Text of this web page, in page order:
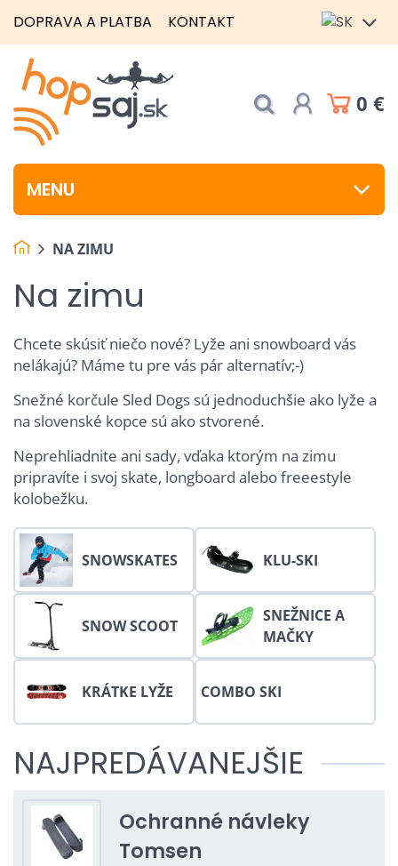
DOPRAVA A PLATBA KONTAKT
0 €
MENU
NA ZIMU
Na zimu
Chcete skúsiť niečo nové? Lyže ani snowboard vás
nelákajú? Máme tu pre vás pár alternatív;-)
Snežné korčule Sled Dogs sú jednoduchšie ako lyže a
na slovenské kopce sú ako stvorené.
Neprehliadnite ani sady, vďaka ktorým na zimu
pripravíte i svoj skate, longboard alebo freeestyle
kolobežku.
SNOWSKATES KLU-SKI
SNOW SCOOT
SNEŽNICE A
MAČKY
KRÁTKE LYŽE COMBO SKI
NAJPREDÁVANEJŠIE
Ochranné návleky
Tomsen